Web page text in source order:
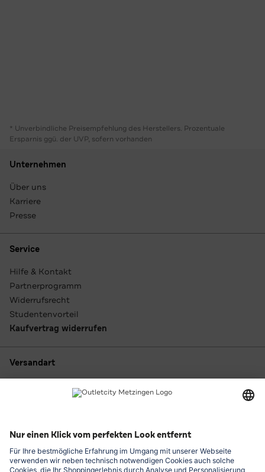
* Unverbindliche Preisempfehlung des Herstellers. Prozentuale
Ersparnis ggü. der UVP, sofern vorhanden
Unternehmen
Über uns
Karriere
Presse
Service
Hilfe & Kontakt
Partnerprogramm
Widerrufsrecht
Studentenvorteil
Kaufvertrag widerrufen
Versandart